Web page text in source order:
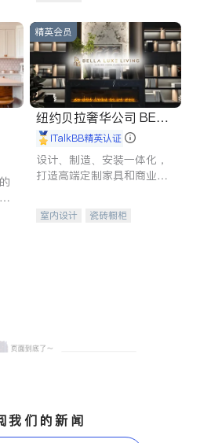
精英会员
纽约贝拉奢华公司 BELL
A LUXE
iTalkBB精英认证
设计、制造、安装一体化，
打造高端定制家具和商业空
室内设计
瓷砖橱柜
我们的新闻